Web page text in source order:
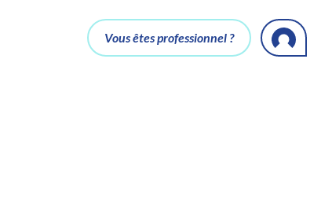
Vous êtes professionnel ?